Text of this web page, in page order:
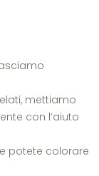
mettiamo
con l’aiuto
potete colorare